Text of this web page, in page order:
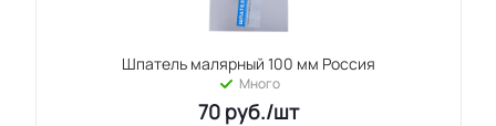
Шпатель малярный 100 мм Россия
Много
70 руб./шт